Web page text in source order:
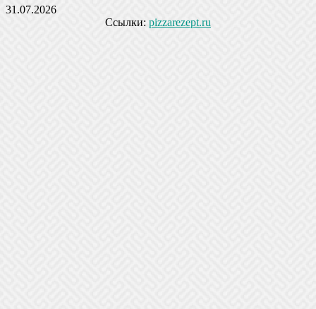
31.07.2026
Ссылки: pizzarezept.ru